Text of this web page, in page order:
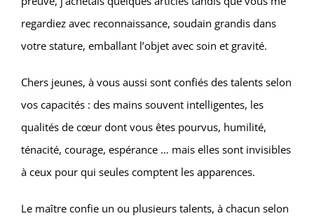
regardiez avec reconnaissance, soudain grandis dans
votre stature, emballant l’objet avec soin et gravité.
Chers jeunes, à vous aussi sont confiés des talents selon
vos capacités : des mains souvent intelligentes, les
qualités de cœur dont vous êtes pourvus, humilité,
ténacité, courage, espérance … mais elles sont invisibles
à ceux pour qui seules comptent les apparences.
Le maître confie un ou plusieurs talents, à chacun selon